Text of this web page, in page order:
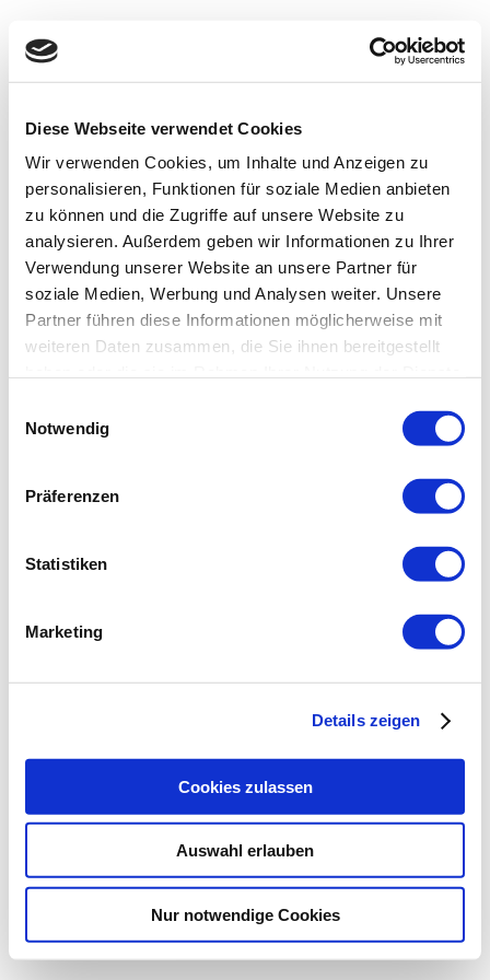
Diese Webseite verwendet Cookies
Wir verwenden Cookies, um Inhalte und Anzeigen zu
personalisieren, Funktionen für soziale Medien anbieten
zu können und die Zugriffe auf unsere Website zu
analysieren. Außerdem geben wir Informationen zu Ihrer
Verwendung unserer Website an unsere Partner für
soziale Medien, Werbung und Analysen weiter. Unsere
Partner führen diese Informationen möglicherweise mit
weiteren Daten zusammen, die Sie ihnen bereitgestellt
Notwendig
Präferenzen
Statistiken
Marketing
Details zeigen
Cookies zulassen
Auswahl erlauben
Nur notwendige Cookies